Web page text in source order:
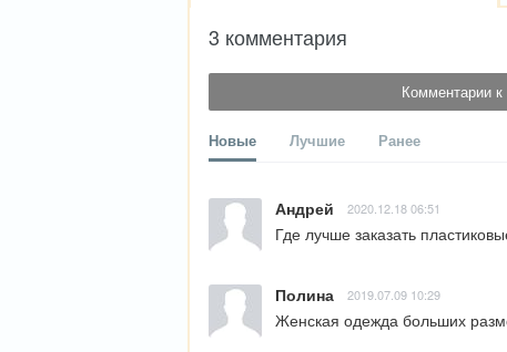
3 комментария
Комментарии
Новые Лучшие Ранее
Андрей 2020.12.18 06:51
Где лучше заказать
Полина 2019.07.09 10:29
Женская одежда больших